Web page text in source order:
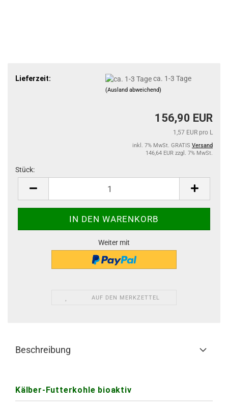
Lieferzeit: ca. 1-3 Tage
(Ausland abweichend)
156,90 EUR
1,57 EUR pro L
inkl. 7% MwSt. GRATIS Versand
146,64 EUR zzgl. 7% MwSt.
Stück:
Weiter mit
AUF DEN MERKZETTEL
Beschreibung
Kälber-Futterkohle bioaktiv